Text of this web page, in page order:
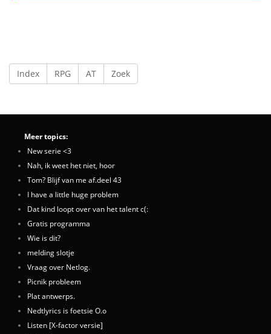
Index RPG AT Zoek
Meer topics:
New serie <3
Nah, ik weet het niet, hoor
Tom? Blijf van me af.deel 43
I have a little huge problem
Dat kind loopt over van het talent c(:
Gratis programma
Wie is dit?
melding slotje
Vraag over Netlog.
Picnik probleem
Plat antwerps.
Nedtlyrics is foetsie O.o
Listen [X-factor versie]